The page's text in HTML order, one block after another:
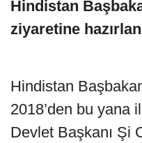
Hindistan
ziyaretine
Hindistan
2018’den bu yana
Devlet Başkanı Şi